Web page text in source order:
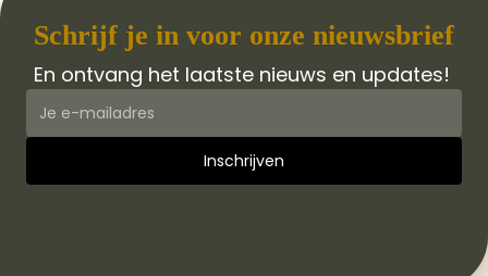
Schrijf je in voor onze nieuwsbrief
En ontvang het laatste nieuws en updates!